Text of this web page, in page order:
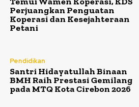
Perjuangkan Penguatan
Koperasi dan Kesejahteraan
Petani
Pendidikan
Santri Hidayatullah Binaan
BMH Raih Prestasi Gemilang
pada MTQ Kota Cirebon 2026